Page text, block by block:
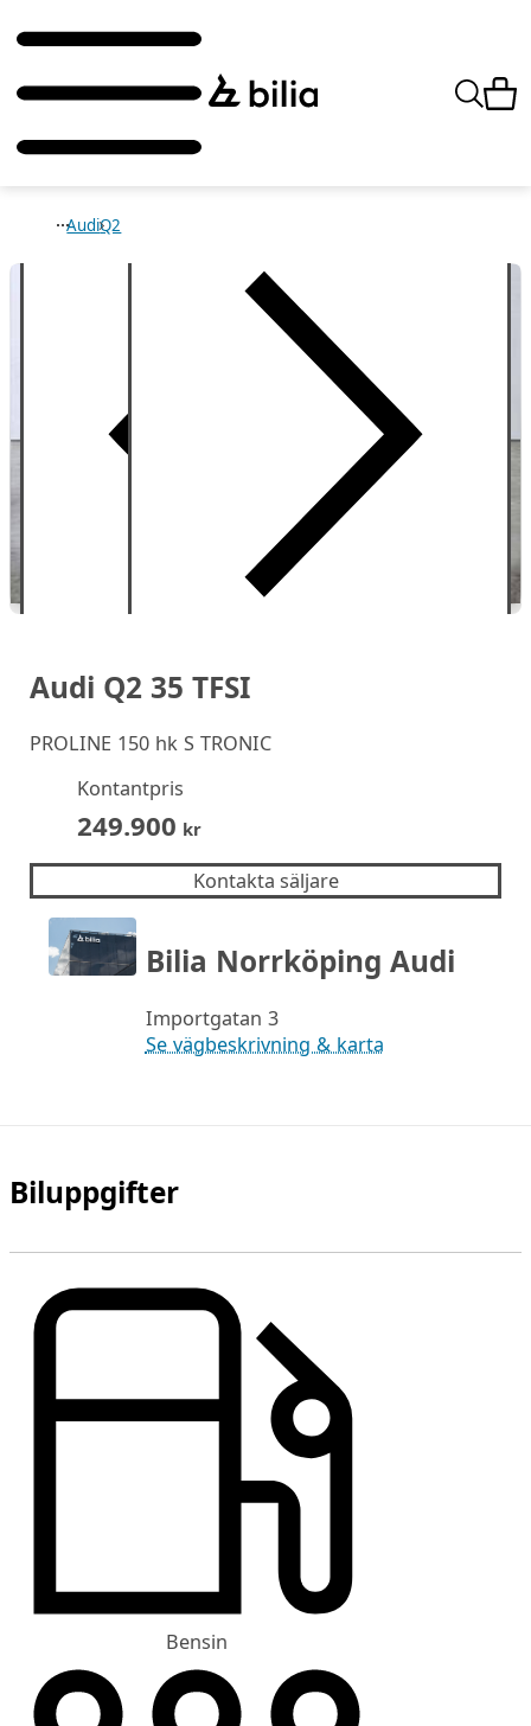
AudiQ2
Audi Q2 35 TFSI
PROLINE 150 hk S TRONIC
Kontantpris
249.900 kr
Kontakta säljare
Bilia Norrköping Audi
Importgatan 3
Se vägbeskrivning & karta
Biluppgifter
Bensin